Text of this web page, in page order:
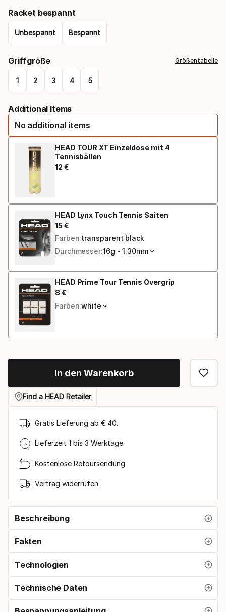
Racket bespannt
Unbespannt Bespannt
select
option:
bespannt
Griffgröße Größentabelle
1 2 3 4 5
select
option:
griffgröße
Additional Items
No additional items
HEAD TOUR XT Einzeldose mit 4
Tennisbällen
12 €
Endpreis
HEAD Lynx Touch Tennis Saiten
15 €
Endpreis
Farben:transparent black
Durchmesser:16g - 1.30mm
HEAD Prime Tour Tennis Overgrip
8 €
Endpreis
Farben:white
In den Warenkorb
Find a HEAD Retailer
Gratis Lieferung ab € 40.
Lieferzeit 1 bis 3 Werktage.
Kostenlose Retoursendung
Vertrag widerrufen
Beschreibung
Fakten
Technologien
Technische Daten